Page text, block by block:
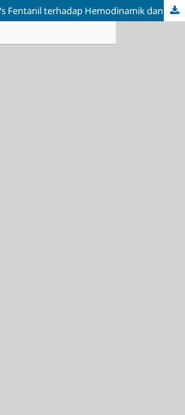
Pengaruh Remifentanil Vs Fentanil terhadap Hemodinamik dan Kadar Kortisol pada Pasien dengan Ventilasi Mekanis di Ruang Rawat Intensif